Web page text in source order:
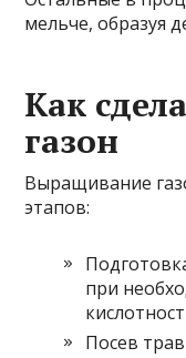
мельче, образуя
Как
газон
Выращивание
этапов:
при
Посев